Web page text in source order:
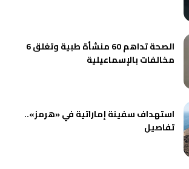
الصحة تداهم 60 منشأة طبية وتغلق 6
مخالفات بالإسماعيلية
استهداف سفينة إماراتية في «هرمز»..
تفاصيل